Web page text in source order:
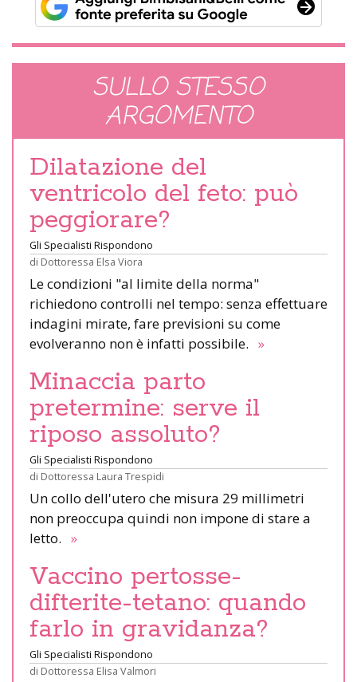
SULLO STESSO
ARGOMENTO
Dilatazione del
ventricolo del feto: può
peggiorare?
Gli Specialisti Rispondono
di Dottoressa Elsa Viora
Le condizioni "al limite della norma"
richiedono controlli nel tempo: senza effettuare
indagini mirate, fare previsioni su come
evolveranno non è infatti possibile. »
Minaccia parto
pretermine: serve il
riposo assoluto?
Gli Specialisti Rispondono
di Dottoressa Laura Trespidi
Un collo dell'utero che misura 29 millimetri
non preoccupa quindi non impone di stare a
letto. »
Vaccino pertosse-
difterite-tetano: quando
farlo in gravidanza?
Gli Specialisti Rispondono
di Dottoressa Elisa Valmori